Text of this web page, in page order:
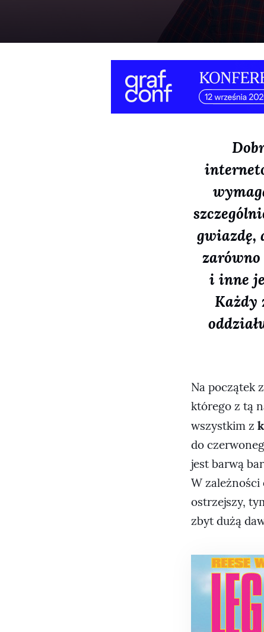
gwiazdę,
i inne
Każdy
Na początek
którego z tą
wszystkim z
do
jest barwą
W zależności
ostrzejszy,
zbyt dużą